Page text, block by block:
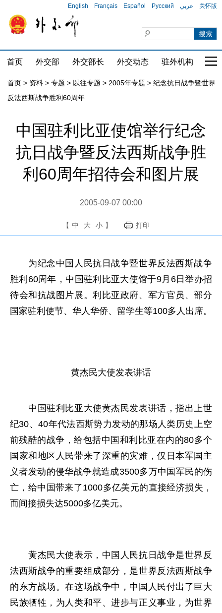
English Français Español Русский عربي 关怀版
首页 外交部 外交部长 外交动态 驻外机构 国
首页 > 资料 > 专题 > 以往专题 > 2005年专题 > 纪念抗日战争暨世界
反法西斯战争胜利60周年
中国驻利比亚使馆举行纪念
抗日战争暨反法西斯战争胜
利60周年招待会和图片展
2005-09-07 00:00
【 中 大 小 】 打印
为纪念中国人民抗日战争暨世界反法西斯战争
胜利60周年，中国驻利比亚大使馆于9月6日举办招
待会和抗战图片展。利比亚政府、军方官员、部分
国家驻利使节、华人华侨、留学生等100多人出席。
黄杰民大使发表讲话
中国驻利比亚大使黄杰民发表讲话，指出上世
纪30、40年代法西斯势力发动的那场人类历史上空
前残酷的战争，给包括中国和利比亚在内的80多个
国家和地区人民带来了深重的灾难，仅日本军国主
义者发动的侵华战争就造成3500多万中国军民的伤
亡，给中国带来了1000多亿美元的直接经济损失，
而间接损失达5000多亿美元。
黄杰民大使表示，中国人民抗日战争是世界反
法西斯战争的重要组成部分，是世界反法西斯战争
的东方战场。在这场战争中，中国人民付出了巨大
民族牺牲，为人类和平、进步与正义事业，为世界